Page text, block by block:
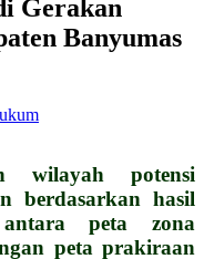
Gerakan
Banyumas
wilayah potensi
berdasarkan hasil
peta zona
peta prakiraan